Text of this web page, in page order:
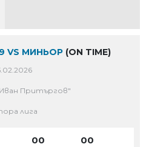
VS МИНЬОР (ON TIME)
Притъргов"
лига
00 00